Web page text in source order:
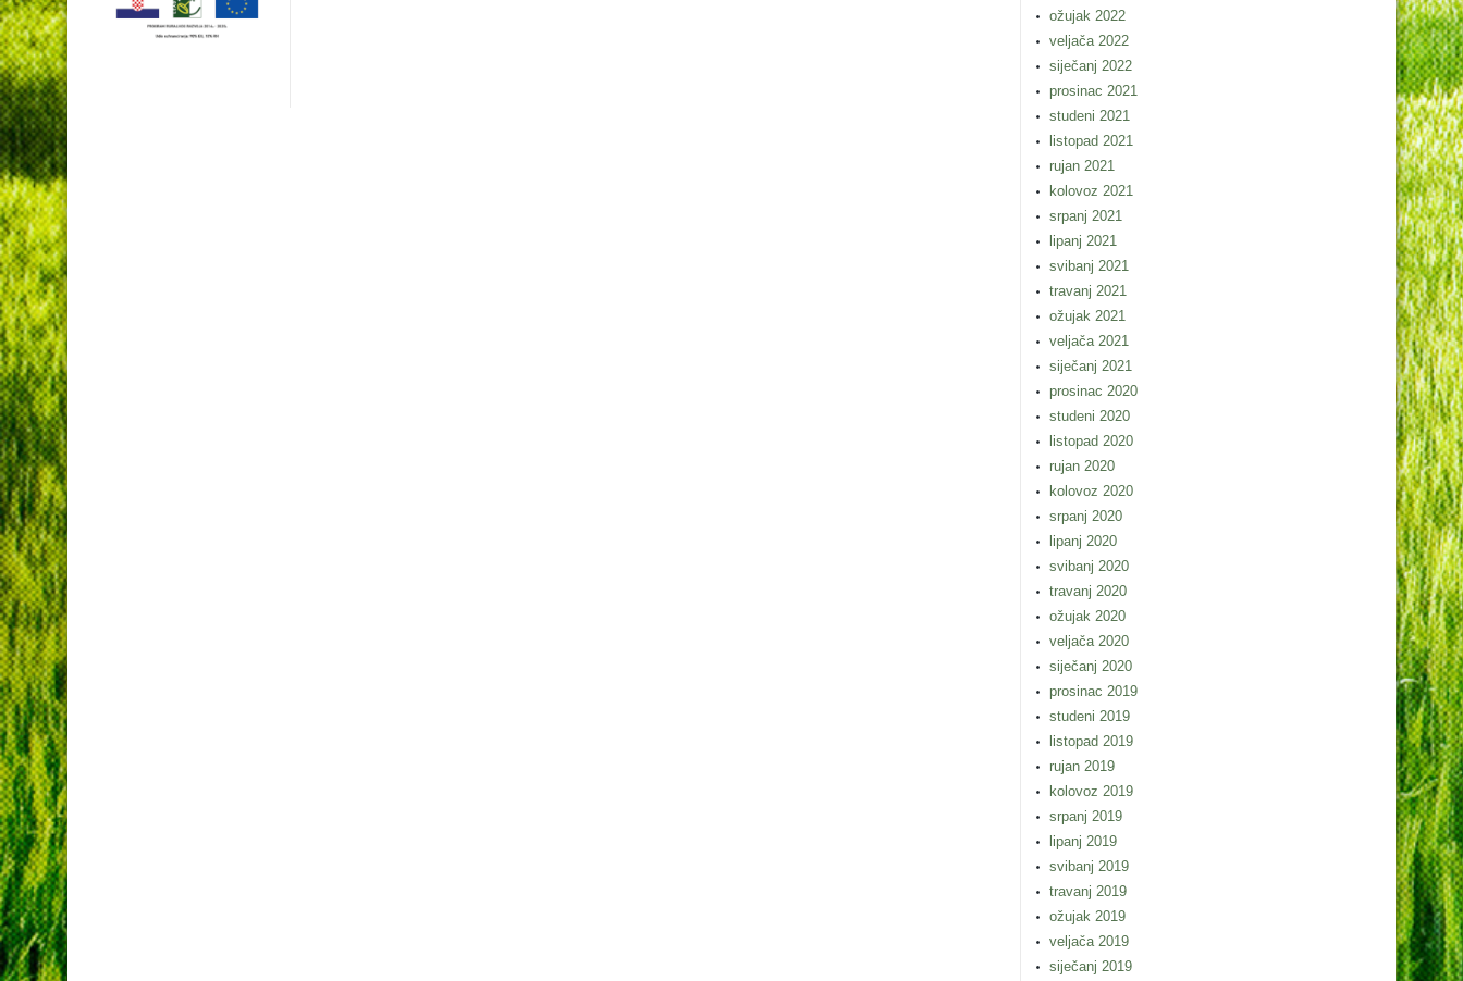
ožujak 2022
veljača 2022
siječanj 2022
prosinac 2021
studeni 2021
listopad 2021
rujan 2021
kolovoz 2021
srpanj 2021
lipanj 2021
svibanj 2021
travanj 2021
ožujak 2021
veljača 2021
siječanj 2021
prosinac 2020
studeni 2020
listopad 2020
rujan 2020
kolovoz 2020
srpanj 2020
lipanj 2020
svibanj 2020
travanj 2020
ožujak 2020
veljača 2020
siječanj 2020
prosinac 2019
studeni 2019
listopad 2019
rujan 2019
kolovoz 2019
srpanj 2019
lipanj 2019
svibanj 2019
travanj 2019
ožujak 2019
veljača 2019
siječanj 2019